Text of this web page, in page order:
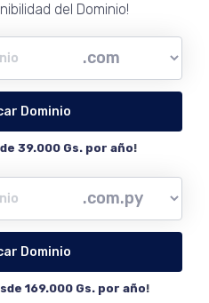
del Dominio!
Dominio
39.000 Gs. por año!
Dominio
169.000 Gs. por año!